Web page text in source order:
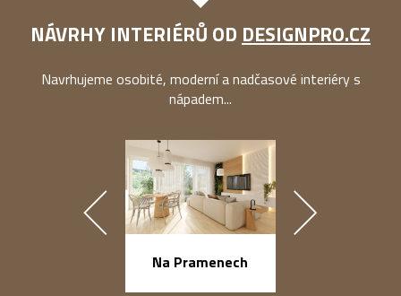
NÁVRHY INTERIÉRŮ OD DESIGNPRO.CZ
Navrhujeme osobité, moderní a nadčasové interiéry s
nápadem...
Na Pramenech